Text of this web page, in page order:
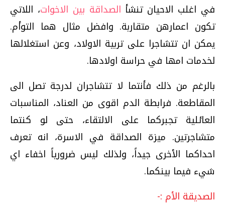
في اغلب الاحيان تنشأ الصداقة بين الاخوات، اللاتي
تكون اعمارهن متقاربة. وافضل مثال هما التوأم.
يمكن ان تتشاجرا على تربية الاولاد، وعن استغلالها
لخدمات امها في حراسة اولادها.
بالرغم من ذلك فأنتما لا تتشاجران لدرجة تصل الى
المقاطعة. فرابطة الدم اقوى من العناد، المناسبات
العائلية تجبركما على الالتقاء، حتى لو كنتما
متشاجرتين. ميزة الصداقة في الاسرة، انه تعرف
احداكما الأخرى جيداً، ولذلك ليس ضرورياً اخفاء اي
شيء فيما بينكما.
الصديقة الأم :-